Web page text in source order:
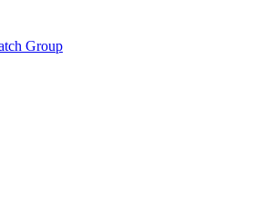
Group